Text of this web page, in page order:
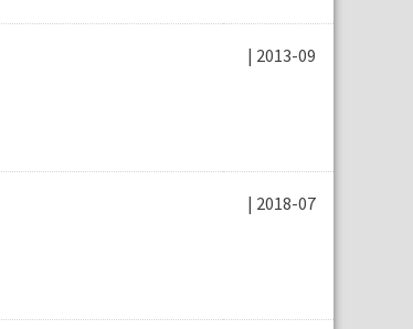
| 2013-09
| 2018-07